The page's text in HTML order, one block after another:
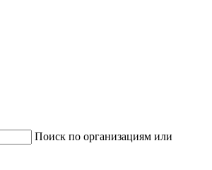
Поиск по организациям или